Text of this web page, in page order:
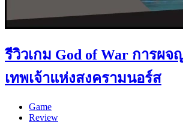
รีวิวเกม God of War การผจ
เทพเจ้าแห่งสงครามนอร์ส
Game
Review